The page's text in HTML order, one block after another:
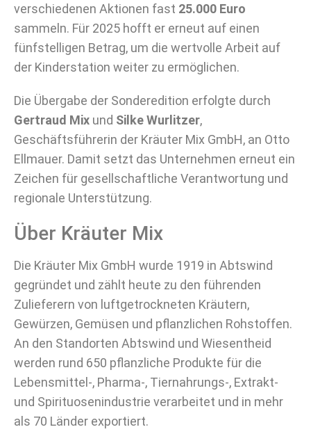
verschiedenen Aktionen fast 25.000 Euro
sammeln. Für 2025 hofft er erneut auf einen
fünfstelligen Betrag, um die wertvolle Arbeit auf
der Kinderstation weiter zu ermöglichen.
Die Übergabe der Sonderedition erfolgte durch
Gertraud Mix und Silke Wurlitzer,
Geschäftsführerin der Kräuter Mix GmbH, an Otto
Ellmauer. Damit setzt das Unternehmen erneut ein
Zeichen für gesellschaftliche Verantwortung und
regionale Unterstützung.
Über Kräuter Mix
Die Kräuter Mix GmbH wurde 1919 in Abtswind
gegründet und zählt heute zu den führenden
Zulieferern von luftgetrockneten Kräutern,
Gewürzen, Gemüsen und pflanzlichen Rohstoffen.
An den Standorten Abtswind und Wiesentheid
werden rund 650 pflanzliche Produkte für die
Lebensmittel-, Pharma-, Tiernahrungs-, Extrakt-
und Spirituosenindustrie verarbeitet und in mehr
als 70 Länder exportiert.